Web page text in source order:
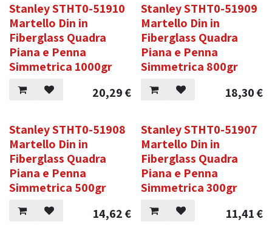
Stanley STHT0-51910
Martello Din in
Fiberglass Quadra
Piana e Penna
Simmetrica 1000gr
20,29€
Stanley STHT0-51909
Martello Din in
Fiberglass Quadra
Piana e Penna
Simmetrica 800gr
18,30€
Stanley STHT0-51908
Martello Din in
Fiberglass Quadra
Piana e Penna
Simmetrica 500gr
14,62€
Stanley STHT0-51907
Martello Din in
Fiberglass Quadra
Piana e Penna
Simmetrica 300gr
11,41€